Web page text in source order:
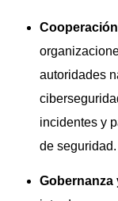
autoridades
incidentes y
de seguridad.
Gobernanza